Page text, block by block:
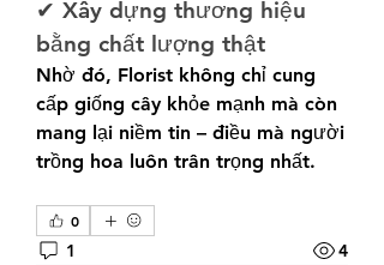
✔ Xây dựng thương hiệu
bằng chất lượng thật
Nhờ đó, Florist không chỉ cung
cấp giống cây khỏe mạnh mà còn
mang lại niềm tin – điều mà người
trồng hoa luôn trân trọng nhất.
0
1 4